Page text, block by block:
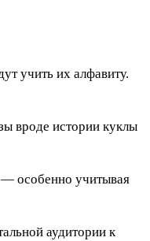
учить их алфавиту.
вроде истории куклы
— особенно учитывая
аудитории к